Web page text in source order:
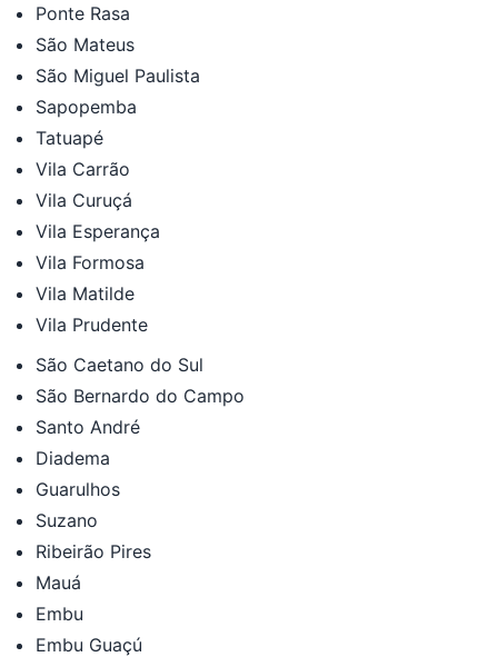
Ponte Rasa
São Mateus
São Miguel Paulista
Sapopemba
Tatuapé
Vila Carrão
Vila Curuçá
Vila Esperança
Vila Formosa
Vila Matilde
Vila Prudente
São Caetano do Sul
São Bernardo do Campo
Santo André
Diadema
Guarulhos
Suzano
Ribeirão Pires
Mauá
Embu
Embu Guaçú